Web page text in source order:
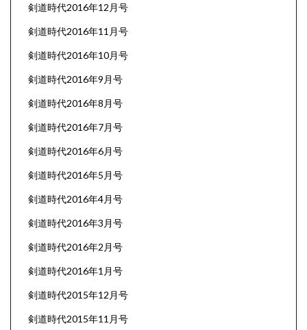
剣道時代2016年12月号
剣道時代2016年11月号
剣道時代2016年10月号
剣道時代2016年9月号
剣道時代2016年8月号
剣道時代2016年7月号
剣道時代2016年6月号
剣道時代2016年5月号
剣道時代2016年4月号
剣道時代2016年3月号
剣道時代2016年2月号
剣道時代2016年1月号
剣道時代2015年12月号
剣道時代2015年11月号